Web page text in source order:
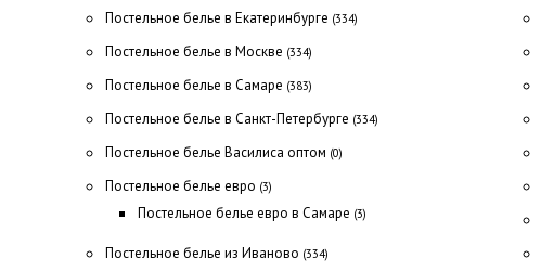
Постельное белье в Екатеринбурге (334)
Постельное белье в Москве (334)
Постельное белье в Самаре (383)
Постельное белье в Санкт-Петербурге (334)
Постельное белье Василиса оптом (0)
Постельное белье евро (3)
Постельное белье евро в Самаре (3)
Постельное белье из Иваново (334)